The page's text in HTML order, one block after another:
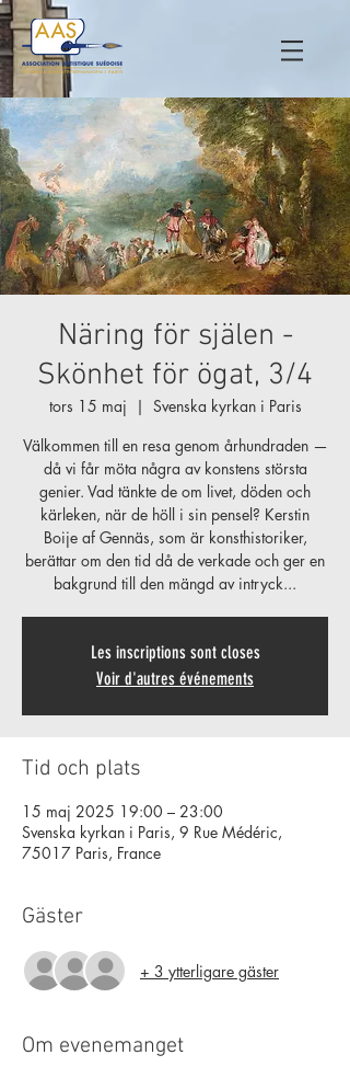
Näring för själen -
Skönhet för ögat, 3/4
tors 15 maj
  |
Svenska kyrkan i Paris
Välkommen till en resa genom århundraden —
då vi får möta några av konstens största
genier. Vad tänkte de om livet, döden och
kärleken, när de höll i sin pensel? Kerstin
Boije af Gennäs, som är konsthistoriker,
berättar om den tid då de verkade och ger en
bakgrund till den mängd av intryck...
Les inscriptions sont closes
Voir d'autres événements
Tid och plats
15 maj 2025 19:00 – 23:00
Svenska kyrkan i Paris, 9 Rue Médéric,
75017 Paris, France
Gäster
+ 3 ytterligare gäster
Om evenemanget